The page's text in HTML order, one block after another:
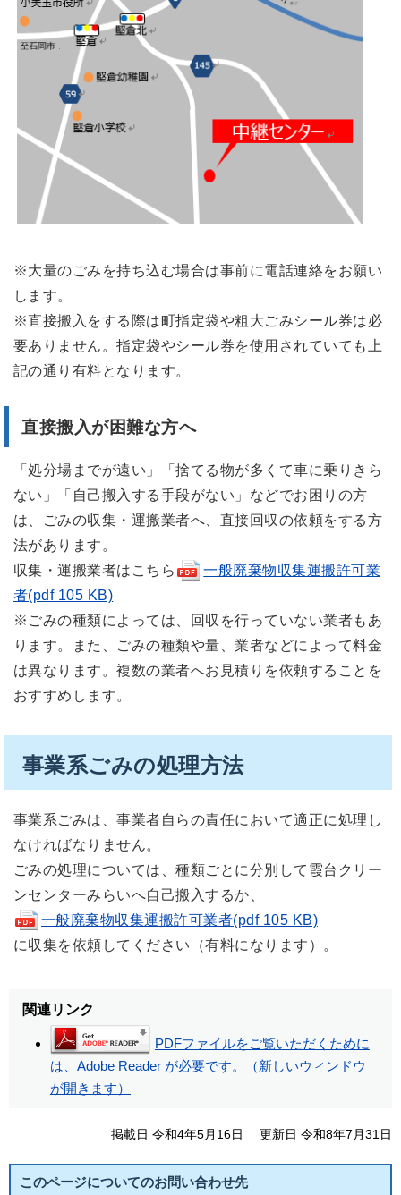
※大量のごみを持ち込む場合は事前に電話連絡をお願い
します。
※直接搬入をする際は町指定袋や粗大ごみシール券は必
要ありません。指定袋やシール券を使用されていても上
記の通り有料となります。
直接搬入が困難な方へ
「処分場までが遠い」「捨てる物が多くて車に乗りきら
ない」「自己搬入する手段がない」などでお困りの方
は、ごみの収集・運搬業者へ、直接回収の依頼をする方
法があります。
収集・運搬業者はこちら
一般廃棄物収集運搬許可業
者(pdf 105 KB)
※ごみの種類によっては、回収を行っていない業者もあ
ります。また、ごみの種類や量、業者などによって料金
は異なります。複数の業者へお見積りを依頼することを
おすすめします。
事業系ごみの処理方法
事業系ごみは、事業者自らの責任において適正に処理し
なければなりません。
ごみの処理については、種類ごとに分別して霞台クリー
ンセンターみらいへ自己搬入するか、
一般廃棄物収集運搬許可業者(pdf 105 KB)
に収集を依頼してください（有料になります）。
関連リンク
PDFファイルをご覧いただくために
は、Adobe Reader が必要です。（新しいウィンドウ
が開きます）
掲載日 令和4年5月16日 更新日 令和8年7月31日
このページについてのお問い合わせ先